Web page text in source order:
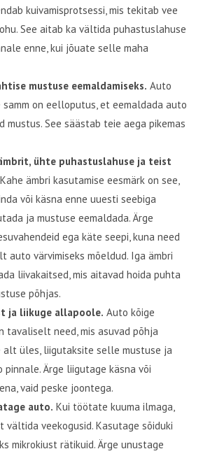
kuivamisprotsessi, mis tekitab vee
See aitab ka vältida puhastuslahuse
enne, kui jõuate selle maha
mustuse eemaldamiseks. Auto
samm on eelloputus, et eemaldada auto
mustus. See säästab teie aega pikemas
ühte puhastuslahuse ja teist
Kahe ämbri kasutamise eesmärk on see,
või käsna enne uuesti seebiga
ja mustuse eemaldada. Ärge
ega käte seepi, kuna need
auto värvimiseks mõeldud. Iga ämbri
liivakaitsed, mis aitavad hoida puhta
põhjas.
ja liikuge allapoole. Auto kõige
tavaliselt need, mis asuvad põhja
alt üles, liigutaksite selle mustuse ja
pinnale. Ärge liigutage käsna või
vaid peske joontega.
auto. Kui töötate kuuma ilmaga,
vältida veekogusid. Kasutage sõiduki
mikrokiust rätikuid. Ärge unustage